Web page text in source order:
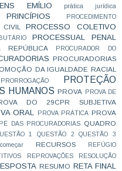
EMÍLIO prática jurídica
PRINCÍPIOS
PROCEDIMENTO
PROCESSO COLETIVO
PROCESSUAL PENAL
REPÚBLICA
PROCURADOR DO
PROCURADORIAS
DA IGUALDADE RACIAL
PRORROGAÇÃO
PROTEÇÃO
HUMANOS PROVA
PROVA DE
DO 29CPR SUBJETIVA
ORAL PROVA PRÁTICA PROVA
DAS PROCURADORIAS
QUADRO
1 QUESTÃO 2 QUESTÃO 3
RECURSOS REFÚGIO
REPROVAÇÕES
RESOLUÇÃO
RESUMO RETA FINAL